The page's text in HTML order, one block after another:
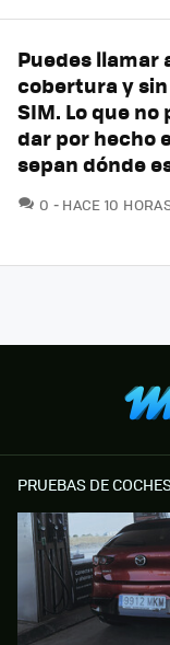
Puedes llamar
cobertura y
SIM. Lo que no
dar por hecho
sepan dónde
0 COMENTARIOS
HACE 10
PRUEBAS DE